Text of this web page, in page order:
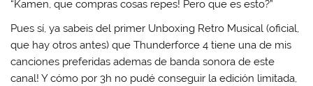
“Kamen, que compras cosas repes! Pero que es esto?”
Pues sí, ya sabeis del primer Unboxing Retro Musical (oficial,
que hay otros antes) que Thunderforce 4 tiene una de mis
canciones preferidas ademas de banda sonora de este
canal! Y cómo por 3h no pudé conseguir la edición limitada,